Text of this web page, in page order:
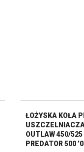
ŁOŻYSKA KOŁA
OUTLAW 450/525
PREDATOR 500